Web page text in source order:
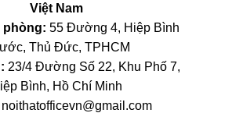
Việt Nam
phòng: 55 Đường 4, Hiệp Bình
Thủ Đức, TPHCM
23/4 Đường Số 22, Khu Phố 7,
Bình, Hồ Chí Minh
noithatofficevn@gmail.com